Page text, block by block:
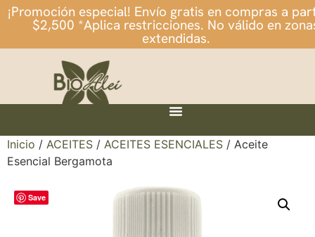
¡Promoción especial! Envío gratis en compras a
$2,500 *Aplica restricciones. No válido en
extendidas.
Inicio / ACEITES / ACEITES ESENCIALES / Aceite
Esencial Bergamota
Save